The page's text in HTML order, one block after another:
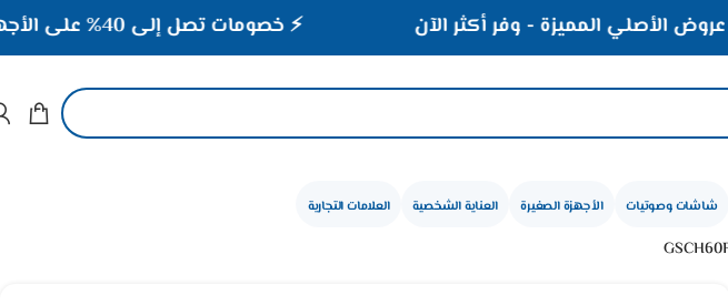
شاشات وصوتيات الأجهزة الصغيرة العناية الشخصية العلامات التجارية
المميزة - وفر أكثر الآن ⚡ خصومات تصل إلى 40% على الأجهزة المنزلية